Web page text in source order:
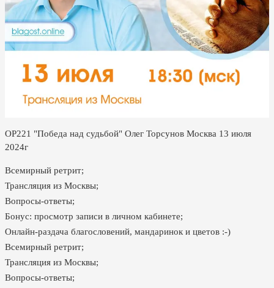
ОР221 "Победа над судьбой" Олег Торсунов Москва 13 июля
2024г
Всемирный ретрит;
Трансляция из Москвы;
Вопросы-ответы;
Бонус: просмотр записи в личном кабинете;
Онлайн-раздача благословений, мандаринок и цветов :-)
Всемирный ретрит;
Трансляция из Москвы;
Вопросы-ответы;